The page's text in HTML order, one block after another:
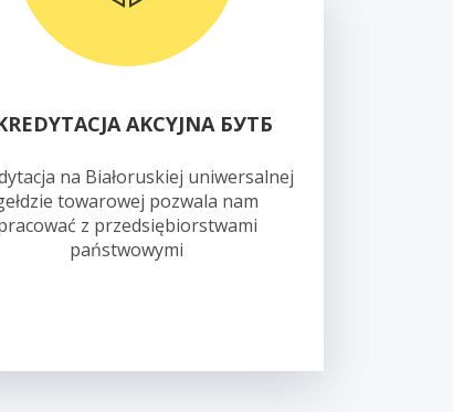
AKCYJNA БУТБ
na Białoruskiej uniwersalnej
towarowej pozwala nam
z przedsiębiorstwami
państwowymi